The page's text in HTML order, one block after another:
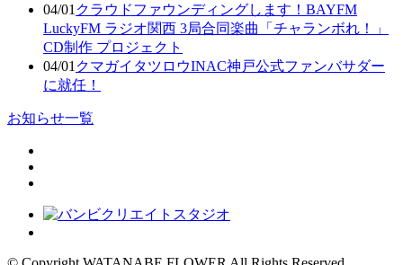
04/01 クラウドファウンディングします！BAYFM
LuckyFM ラジオ関西 3局合同楽曲「チャランボれ！」
CD制作 プロジェクト
04/01 クマガイタツロウINAC神戸公式ファンバサダー
に就任！
お知らせ一覧